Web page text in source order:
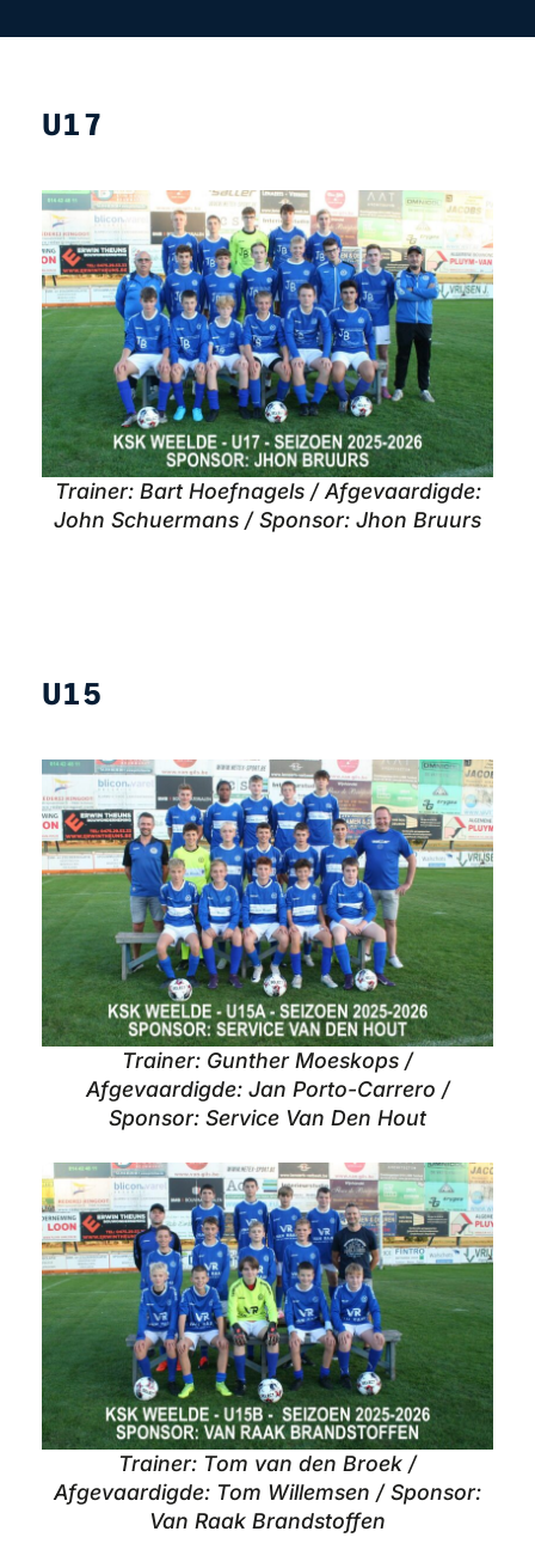
U17
Trainer: Bart Hoefnagels / Afgevaardigde:
John Schuermans / Sponsor: Jhon Bruurs
U15
Trainer: Gunther Moeskops /
Afgevaardigde: Jan Porto-Carrero /
Sponsor: Service Van Den Hout
Trainer: Tom van den Broek /
Afgevaardigde: Tom Willemsen / Sponsor:
Van Raak Brandstoffen